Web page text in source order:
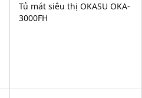
Tủ mát siêu thị OKASU OKA-
3000FH